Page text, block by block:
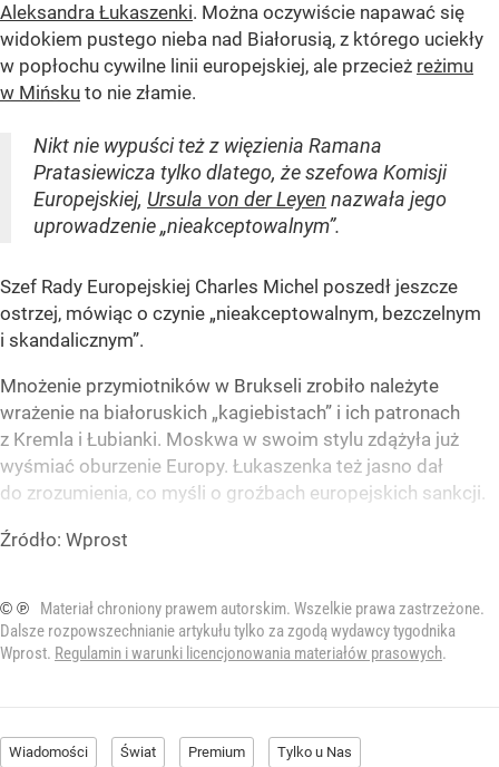
Aleksandra Łukaszenki. Można oczywiście napawać się
widokiem pustego nieba nad Białorusią, z którego uciekły
w popłochu cywilne linii europejskiej, ale przecież reżimu
w Mińsku to nie złamie.
Nikt nie wypuści też z więzienia Ramana
Pratasiewicza tylko dlatego, że szefowa Komisji
Europejskiej, Ursula von der Leyen nazwała jego
uprowadzenie „nieakceptowalnym”.
Szef Rady Europejskiej Charles Michel poszedł jeszcze
ostrzej, mówiąc o czynie „nieakceptowalnym, bezczelnym
i skandalicznym”.
Mnożenie przymiotników w Brukseli zrobiło należyte
wrażenie na białoruskich „kagiebistach” i ich patronach
z Kremla i Łubianki. Moskwa w swoim stylu zdążyła już
wyśmiać oburzenie Europy. Łukaszenka też jasno dał
do zrozumienia, co myśli o groźbach europejskich sankcji.
Źródło: Wprost
© ℗
Materiał chroniony prawem autorskim. Wszelkie prawa zastrzeżone.
Dalsze rozpowszechnianie artykułu tylko za zgodą wydawcy tygodnika
Wprost. Regulamin i warunki licencjonowania materiałów prasowych.
Wiadomości Świat Premium Tylko u Nas